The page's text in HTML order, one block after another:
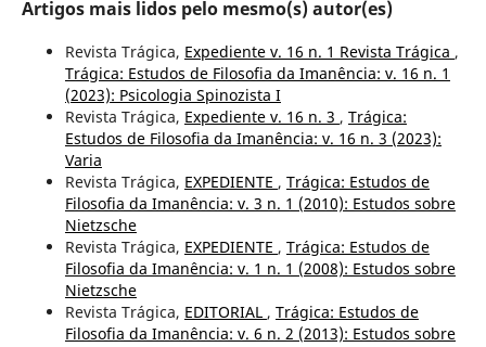
Artigos mais lidos pelo mesmo(s) autor(es)
Revista Trágica, Expediente v. 16 n. 1 Revista Trágica ,
Trágica: Estudos de Filosofia da Imanência: v. 16 n. 1
(2023): Psicologia Spinozista I
Revista Trágica, Expediente v. 16 n. 3 , Trágica:
Estudos de Filosofia da Imanência: v. 16 n. 3 (2023):
Varia
Revista Trágica, EXPEDIENTE , Trágica: Estudos de
Filosofia da Imanência: v. 3 n. 1 (2010): Estudos sobre
Nietzsche
Revista Trágica, EXPEDIENTE , Trágica: Estudos de
Filosofia da Imanência: v. 1 n. 1 (2008): Estudos sobre
Nietzsche
Revista Trágica, EDITORIAL , Trágica: Estudos de
Filosofia da Imanência: v. 6 n. 2 (2013): Estudos sobre